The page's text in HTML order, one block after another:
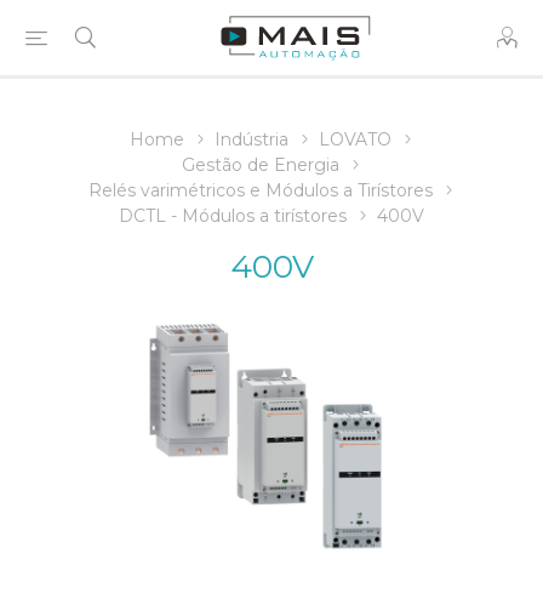
Home Indústria
LOVATO
Gestão de Energia
Relés varimétricos e Módulos a Tirístores
DCTL - Módulos a tirístores
400V
400V